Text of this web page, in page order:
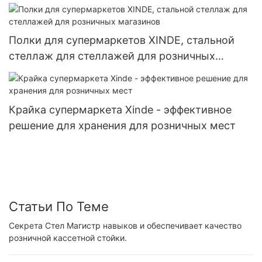
розничной торговли
Полки для супермаркетов XINDE, стальной
стеллаж для стеллажей для розничных
магазинов
Крайка супермаркета Xinde - эффективное
решение для хранения для розничных мест
Статьи По Теме
Секрета Стел Магистр навыков и обеспечивает качество
розничной кассетной стойки.